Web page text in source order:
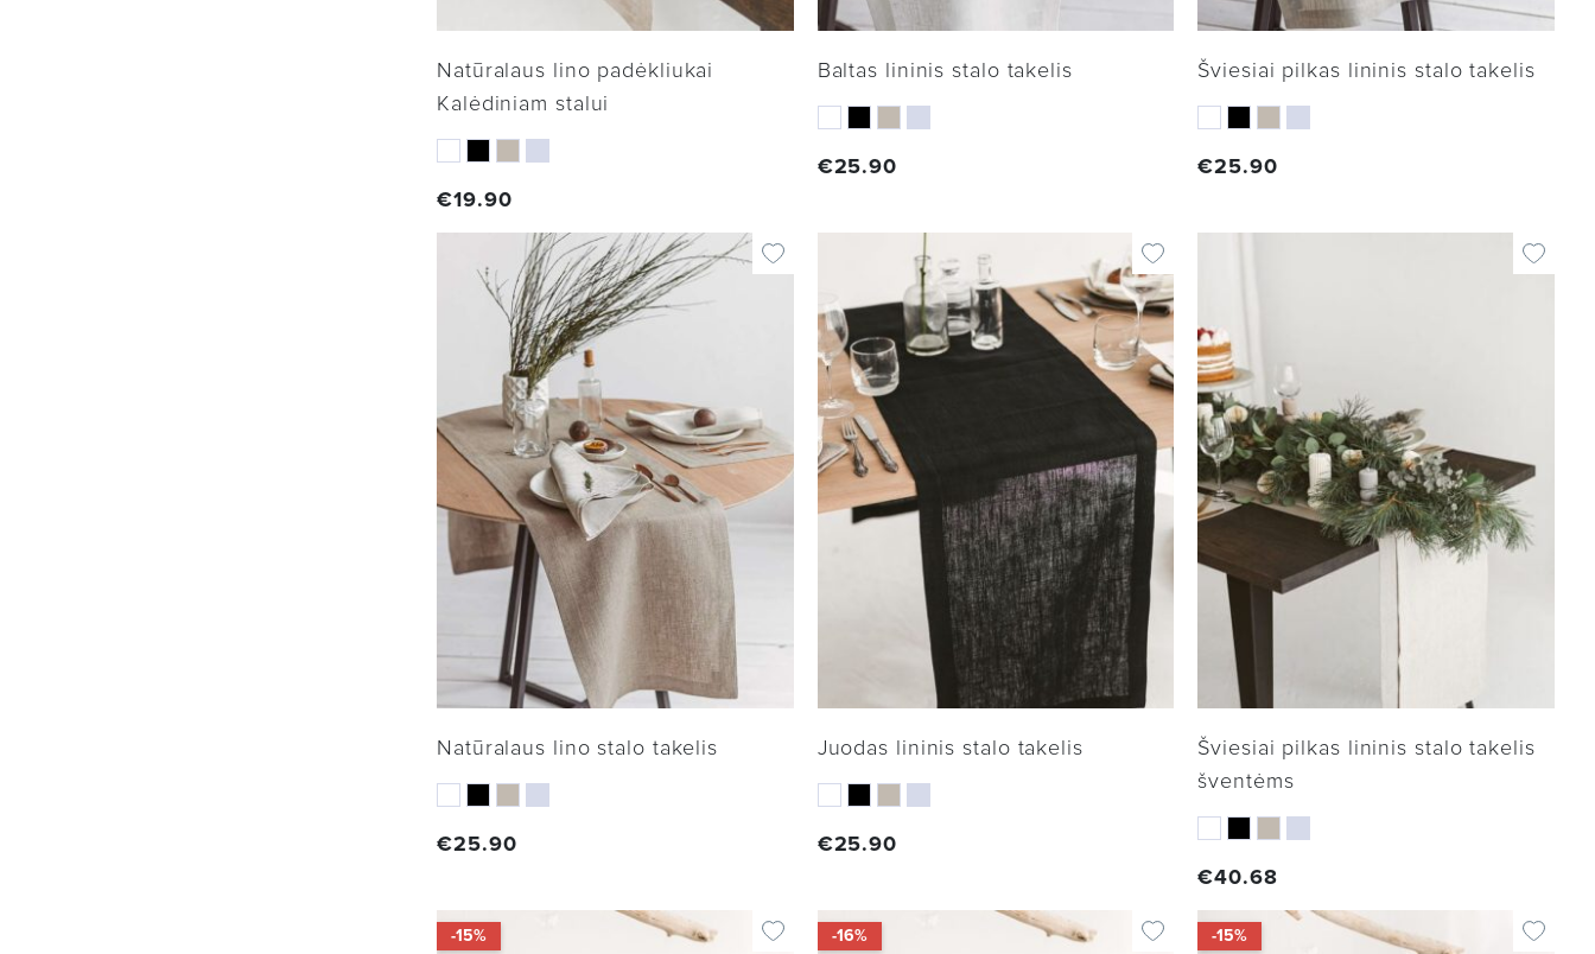
Natūralaus lino padėkliukai
Kalėdiniam stalui
€19.90
Baltas lininis stalo takelis
€25.90
Šviesiai pilkas lininis stalo takelis
€25.90
Natūralaus lino stalo takelis
€25.90
Juodas lininis stalo takelis
€25.90
Šviesiai pilkas lininis stalo takelis
šventėms
€40.68
-15% -16% -15%